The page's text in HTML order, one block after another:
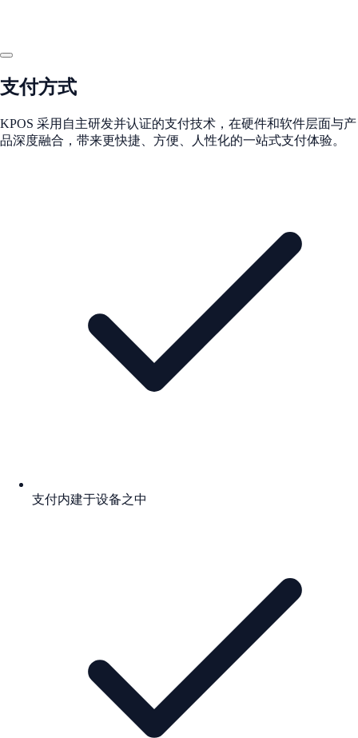
支付方式
KPOS 采用自主研发并认证的支付技术，在硬件和软件层面与产
品深度融合，带来更快捷、方便、人性化的一站式支付体验。
支付内建于设备之中